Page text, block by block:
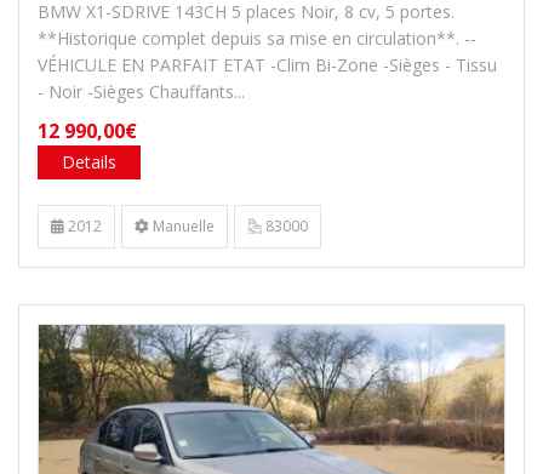
BMW X1-SDRIVE 143CH 5 places Noir, 8 cv, 5 portes.
**Historique complet depuis sa mise en circulation**. --
VÉHICULE EN PARFAIT ETAT -Clim Bi-Zone -Sièges - Tissu
- Noir -Sièges Chauffants...
12 990,00€
Details
2012 Manuelle 83000